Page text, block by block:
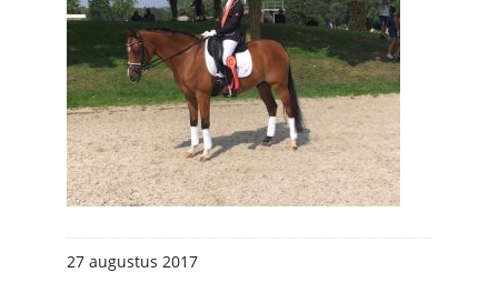
27 augustus 2017